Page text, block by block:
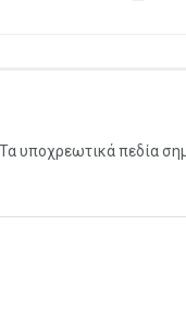
Τα υποχρεωτικά πεδία